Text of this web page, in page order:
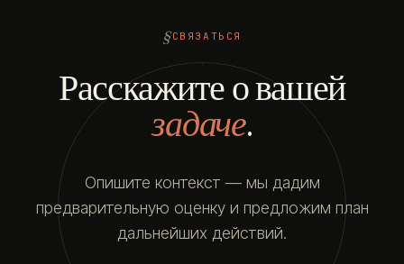
СВЯЗАТЬСЯ
Расскажите о вашей
задаче.
Опишите контекст — мы дадим
предварительную оценку и предложим план
дальнейших действий.